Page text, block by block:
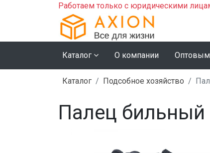
Работаем только с юридическими
Каталог О компании Оптовым
Каталог Подсобное хозяйство
Палец бильный